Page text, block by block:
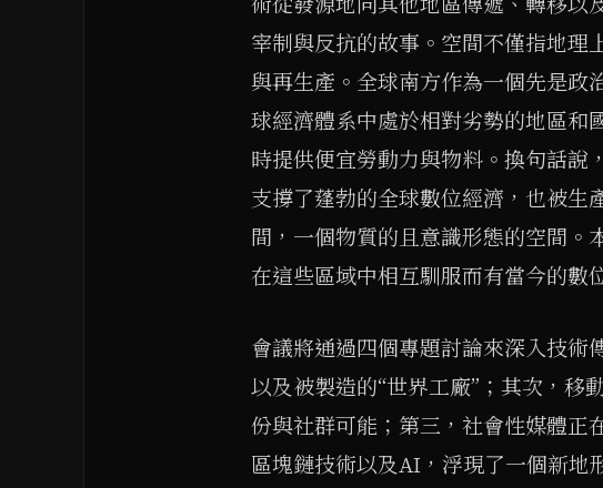
宰制與反抗的故事。空間不僅指地理
與再生產。全球南方作為一個先是政
球經濟體系中處於相對劣勢的地區和
時提供便宜勞動力與物料。換句話說
支撐了蓬勃的全球數位經濟，也被生
間，一個物質的且意識形態的空間。
在這些區域中相互馴服而有當今的數
會議將通過四個專題討論來深入技術
以及被製造的“世界工廠”；其次，移
份與社群可能；第三，社會性媒體正
區塊鏈技術以及AI，浮現了一個新地